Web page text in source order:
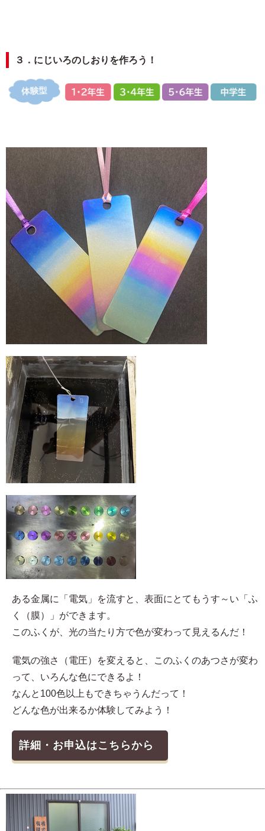
３．にじいろのしおりを作ろう！
ある金属に「電気」を流すと、表面にとてもうす～い「ふ
く（膜）」ができます。
このふくが、光の当たり方で色が変わって見えるんだ！
電気の強さ（電圧）を変えると、このふくのあつさが変わ
って、いろんな色にできるよ！
なんと100色以上もできちゃうんだって！
どんな色が出来るか体験してみよう！
詳細・お申込はこちらから